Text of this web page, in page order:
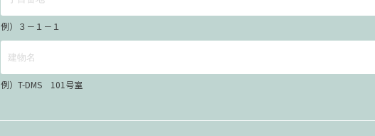
例）３－１－１
例）T-DMS 101号室